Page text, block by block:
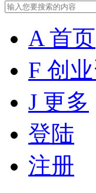
A 首页
F 创
J 更多
登陆
注册